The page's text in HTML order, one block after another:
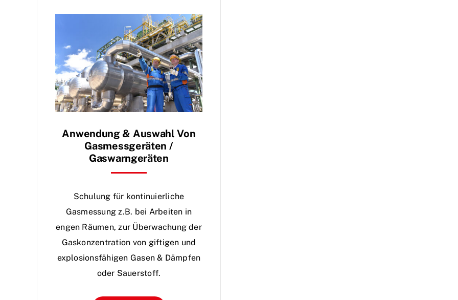
Anwendung & Auswahl Von
Gasmessgeräten /
Gaswarngeräten
Schulung für kontinuierliche
Gasmessung z.B. bei Arbeiten in
engen Räumen, zur Überwachung der
Gaskonzentration von giftigen und
explosionsfähigen Gasen & Dämpfen
oder Sauerstoff.